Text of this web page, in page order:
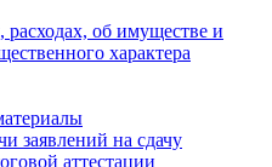
расходах, об имуществе и
характера
заявлений на сдачу
аттестации